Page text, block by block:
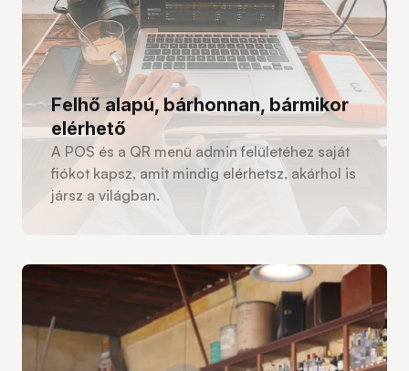
Felhő alapú, bárhonnan, bármikor
elérhető
A POS és a QR menü admin felületéhez saját
fiókot kapsz, amit mindig elérhetsz, akárhol is
jársz a világban.